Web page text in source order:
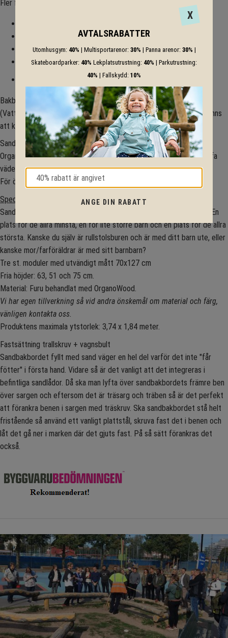
Fler fördelar:
Låter rullstolsburna komma in i sandlådan (Gemenskapen)
Lösning som tänker på helheten
Olika höjder - olika människor
Följer säkerhetsnormer och har dräneringslösning
Förankrat med tillgänglighetskonsulter!
Bakborden har en fungerande genomtänkt lösning för dränering.
(Vattenleken är ett tillbehör och har artikelnummer NG1124. Det finns
att köpa till av en kostnad av 4.520 kr).
Sandbakborden tillverkas i svensk furu som är behandlat med
Organowood vilket därmed ger ett giftfritt material som klarar tuffa
väderförhållanden året om.
För önskemål om andra material, vänligen kontakta oss.
Specifikation:
Sandbakbordet Exklusiv ger maximalt nyttjande för olika rullstolar. En
plats för de allra minsta, en för lite större barn och en plats för de allra
största. Kanske du själv är rullstolsburen och är med ditt barn ute, eller
kanske mor/farföräldrar är med sitt barnbarn?
Tre st. moduler med utvändigt mått 70x127 cm
Fria höjder: 63, 51 och 75 cm.
Material: Furu behandlat med OrganoWood.
Vi har egen tillverkning så vid andra önskemål om material och färg,
vänligen kontakta oss.
Produktens maximala ytstorlek: 3,74 x 1,84 meter.
Fastsättning trallskruv + vagnsbult
Sandbakbordet fyllt med sand väger en hel del varför det inte "får
fötter" i första hand. Vidare så är det vanligt att det integreras i
befintliga sandlådor. Då ska man lyfta över sandbakbordets främre ben
över sargen och eftersom det är träsarg och träben så är det perfekt
att förankra benen i sargen med träskruv. Ska sandbakbordet stå helt
fristående så använd ett vanligt plattstål, skruva fast det i benen och
låt det gå ner i marken där det gjuts fast. På så sätt förankras det
också.
X
AVTALSRABATTER
Utomhusgym: 40% | Multisportarenor: 30% | Panna arenor: 30% |
Skateboardparker: 40% Lekplatsutrustning: 40% | Parkutrustning:
40% | Fallskydd: 10%
ANGE DIN RABATT